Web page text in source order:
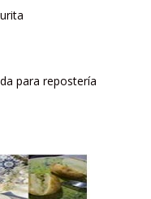
para repostería